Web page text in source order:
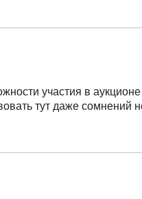
участия в
тут даже сомнений